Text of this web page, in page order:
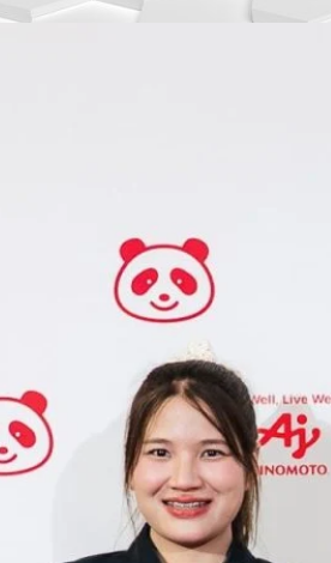
กัด จัดงาน The Heartbeat by
ผลิตภัณฑ์ที่ขับเคลื่อนด้วยเทคโนโลยีทางอา
Health & Wellness ในประเทศไทย ซึ่งมีมูลค่
ตภัณฑ์มวลรวมในประเทศ (GDP) กลุ่มธุรกิจเ
มเป้าหมายหลักNutrition & Well-
AminoNITE,